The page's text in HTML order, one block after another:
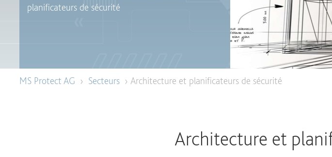
planificateurs de sécurité
MS Protect AG › Secteurs › Architecture et planificateurs de sécurité
Architecture et